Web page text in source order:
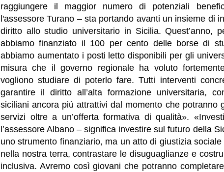
raggiungere il maggior numero di potenziali
l'assessore Turano – sta portando avanti un insieme di
diritto allo studio universitario in Sicilia. Quest’anno,
abbiamo finanziato il 100 per cento delle borse di
abbiamo aumentato i posti letto disponibili per gli
misura che il governo regionale ha voluto
vogliono studiare di poterlo fare. Tutti interventi
garantire il diritto all’alta formazione universitaria,
siciliani ancora più attrattivi dal momento che potranno
servizi oltre a un’offerta formativa di qualità».
l’assessore Albano – significa investire sul futuro della
uno strumento finanziario, ma un atto di giustizia
nella nostra terra, contrastare le disuguaglianze e
inclusiva. Avremo così giovani che potranno